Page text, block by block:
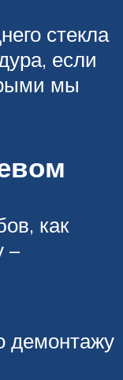
стекла
если
мы
как
–
демонтажу